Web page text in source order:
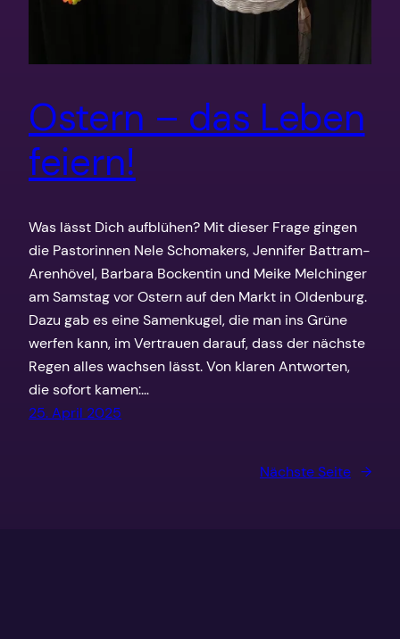
Ostern – das Leben
feiern!
Was lässt Dich aufblühen? Mit dieser Frage gingen
die Pastorinnen Nele Schomakers, Jennifer Battram-
Arenhövel, Barbara Bockentin und Meike Melchinger
am Samstag vor Ostern auf den Markt in Oldenburg.
Dazu gab es eine Samenkugel, die man ins Grüne
werfen kann, im Vertrauen darauf, dass der nächste
Regen alles wachsen lässt. Von klaren Antworten,
die sofort kamen:…
25. April 2025
Nächste Seite →